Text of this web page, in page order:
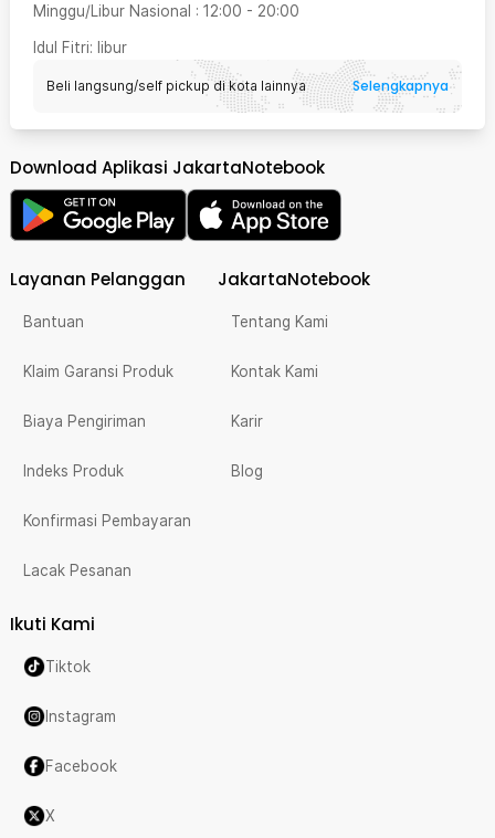
Minggu/Libur Nasional : 12:00 - 20:00
Idul Fitri: libur
Beli langsung/self pickup di kota lainnya Selengkapnya
Download Aplikasi JakartaNotebook
Layanan Pelanggan
Bantuan
Klaim Garansi Produk
Biaya Pengiriman
Indeks Produk
Konfirmasi Pembayaran
Lacak Pesanan
JakartaNotebook
Tentang Kami
Kontak Kami
Karir
Blog
Ikuti Kami
Tiktok
Instagram
Facebook
X